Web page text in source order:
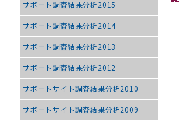
サポート調査結果分析2015
サポート調査結果分析2014
サポート調査結果分析2013
サポート調査結果分析2012
サポートサイト調査結果分析2010
サポートサイト調査結果分析2009